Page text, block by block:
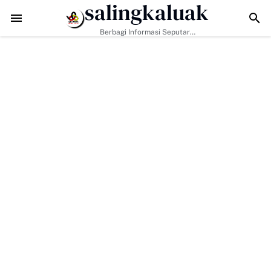
TMMD ke-129 Tak Hanya Bangun Jalan, Bekali Warga Buluh Kasok
salingkaluak
Berbagi Informasi Seputar